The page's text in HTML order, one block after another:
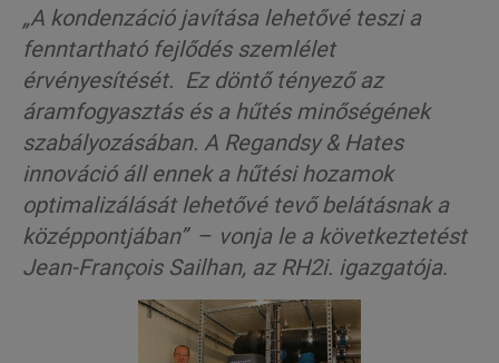
„A kondenzáció javítása lehetővé teszi a
fenntartható fejlődés szemlélet
érvényesítését. Ez döntő tényező az
áramfogyasztás és a hűtés minőségének
szabályozásában. A Regandsy& Hates
innováció áll ennek a hűtési hozamok
optimalizálását lehetővé tevő belátásnak a
középpontjában” – vonja le a következtetést
Jean-François Sailhan, az RH2i. igazgatója.